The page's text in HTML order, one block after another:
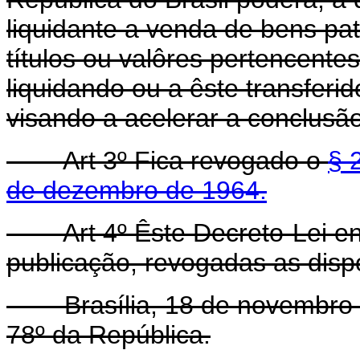
liquidante a venda de bens
títulos ou valôres
liquidando ou a êste
visando a acelerar a
Art 3º Fica revogado o§
de dezembro de 1964.
Art 4º Êste Decreto-Lei
publicação, revogadas as
Brasília, 18 de novembro
78º da República.